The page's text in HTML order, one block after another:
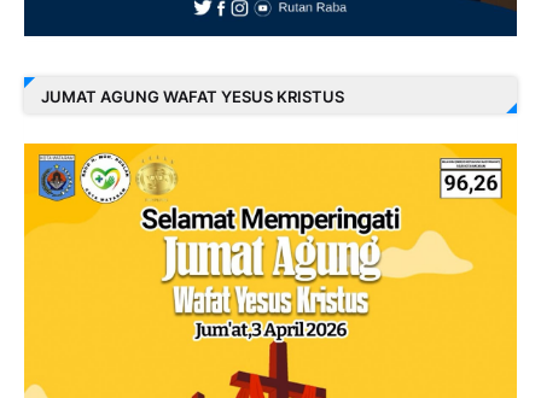
JUMAT AGUNG WAFAT YESUS KRISTUS